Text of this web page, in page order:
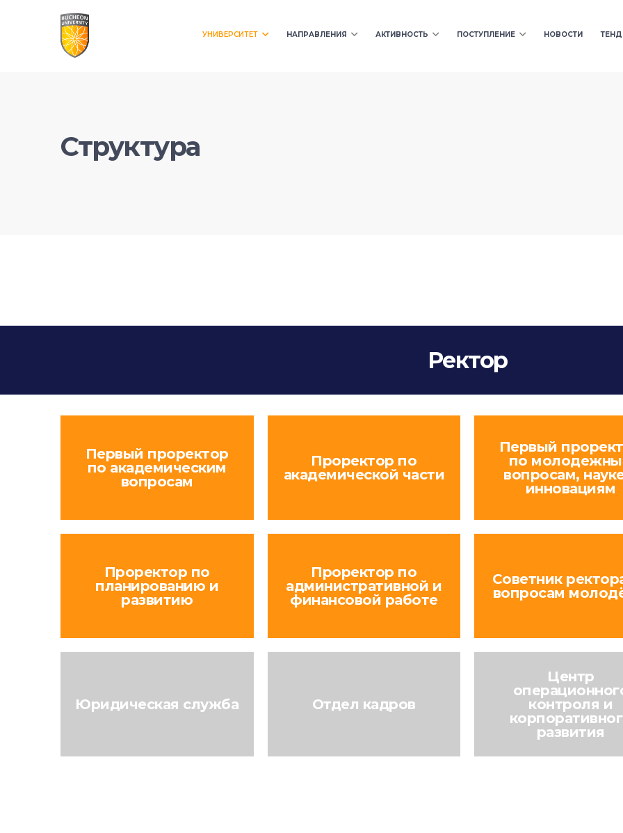
УНИВЕРСИТЕТ НАПРАВЛЕНИЯ АКТИВНОСТЬ ПОСТУПЛЕНИЕ НОВОСТИ
Структура
Ректор
Первый проректор
по академическим
вопросам
Проректор по
академической части
Первый
по
вопросам,
инновациям
Проректор по
планированию и
развитию
Проректор по
административной и
финансовой работе
Советник
вопросам
Юридическая служба Отдел кадров
Центр
контроля и
развития